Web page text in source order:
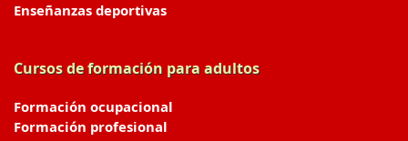
Enseñanzas deportivas
Cursos de formación para adultos
Formación ocupacional
Formación profesional